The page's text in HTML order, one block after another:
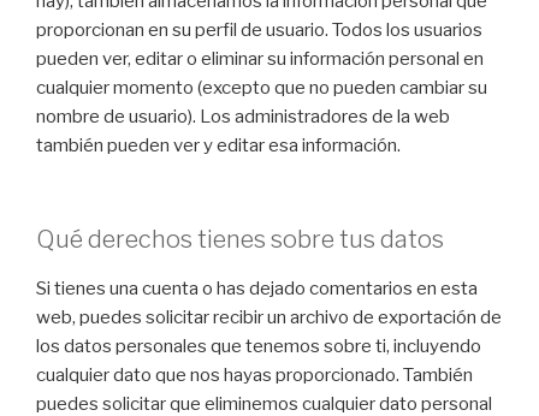
proporcionan en su perfil de usuario. Todos los usuarios
pueden ver, editar o eliminar su información personal en
cualquier momento (excepto que no pueden cambiar su
nombre de usuario). Los administradores de la web
también pueden ver y editar esa información.
Qué derechos tienes sobre tus datos
Si tienes una cuenta o has dejado comentarios en esta
web, puedes solicitar recibir un archivo de exportación de
los datos personales que tenemos sobre ti, incluyendo
cualquier dato que nos hayas proporcionado. También
puedes solicitar que eliminemos cualquier dato personal